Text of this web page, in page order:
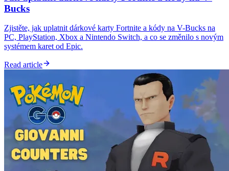
Bucks
Zjistěte, jak uplatnit dárkové karty Fortnite a kódy na V-Bucks na
PC, PlayStation, Xbox a Nintendo Switch, a co se změnilo s novým
systémem karet od Epic.
Read article